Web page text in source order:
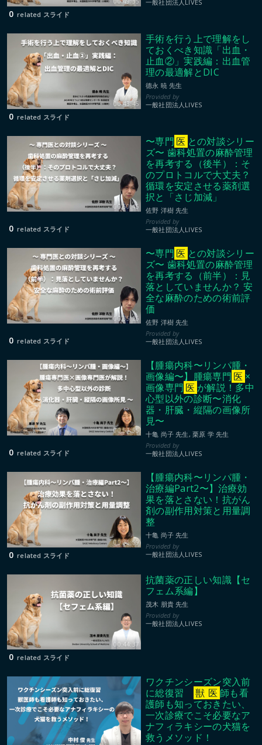
一般社団法人LIVES
0 related スライド
00:43:45
手術を行う上で理解をし
ておくべき知識「出血・
止血②」実践編：出血管
理の最適解とDIC
德永 暁 先生
一般社団法人LIVES
0 related スライド
00:50:45
〜専門 医 との対談シリー
ズ〜 歯科処置の麻酔管理
を再考する（後半）：そ
のプロトコルで大丈夫？
循環を安定させる薬剤選
択と「さじ加減」
佐野 洋樹 先生
一般社団法人LIVES
0 related スライド
00:35:26
〜専門 医 との対談シリー
ズ〜 歯科処置の麻酔管理
を再考する（前半）：見
落としていませんか？ 安
全な麻酔のための術前評
価
佐野 洋樹 先生
一般社団法人LIVES
0 related スライド
00:51:55
【腫瘍内科〜リンパ腫・
画像編〜】腫瘍専門 医 ×
画像専門 医 が解説！多中
心型以外の診断〜消化
器・肝臓・縦隔の画像所
見〜
十亀 尚子 先生, 栗原 学 先生
一般社団法人LIVES
0 related スライド
00:35:59
【腫瘍内科〜リンパ腫・
治療編Part2〜】治療効
果を落とさない！抗がん
剤の副作用対策と用量調
整
十亀 尚子 先生
一般社団法人LIVES
0 related スライド
00:44:37
抗菌薬の正しい知識【セ
フェム系編】
茂木 朋貴 先生
一般社団法人LIVES
0 related スライド
ワクチンシーズン突入前
に総復習
獣 医 師も看
護師も知っておきたい、
一次診療でこそ必要なア
ナフィラキシーの犬猫を
救うメソッド！